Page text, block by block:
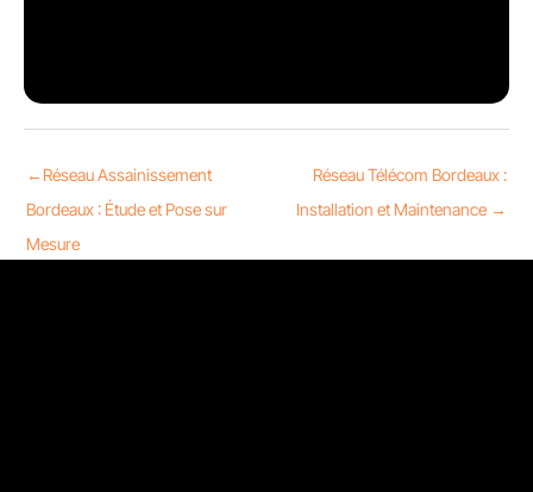
←Réseau Assainissement
Bordeaux : Étude et Pose sur
Mesure
Réseau Télécom Bordeaux :
Installation et Maintenance →